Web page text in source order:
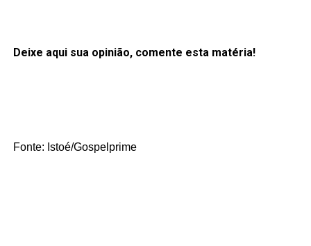
Deixe aqui sua opinião, comente esta matéria!
Fonte: Istoé/Gospelprime